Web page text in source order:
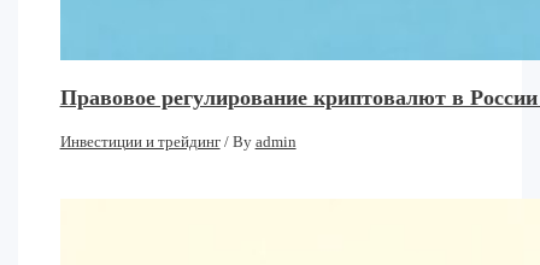
Правовое регулирование криптовалют в
Инвестиции и трейдинг/ By admin